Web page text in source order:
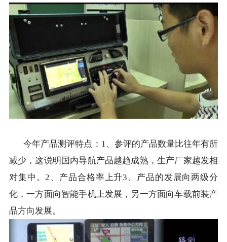
今年产品测评特点：1、参评的产品数量比往年有所
减少，这说明国内导航产品越趋成熟，生产厂家越发相
对集中。2、产品合格率上升3、产品的发展向两级分
化，一方面向智能手机上发展，另一方面向车载前装产
品方向发展。